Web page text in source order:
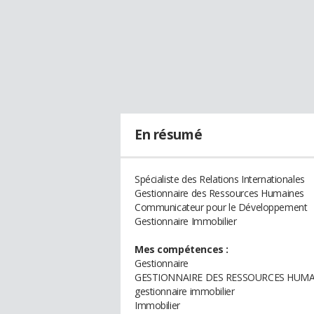
En résumé
Spécialiste des Relations Internationales
Gestionnaire des Ressources Humaines
Communicateur pour le Développement
Gestionnaire Immobilier
Mes compétences :
Gestionnaire
GESTIONNAIRE DES RESSOURCES
gestionnaire immobilier
Immobilier